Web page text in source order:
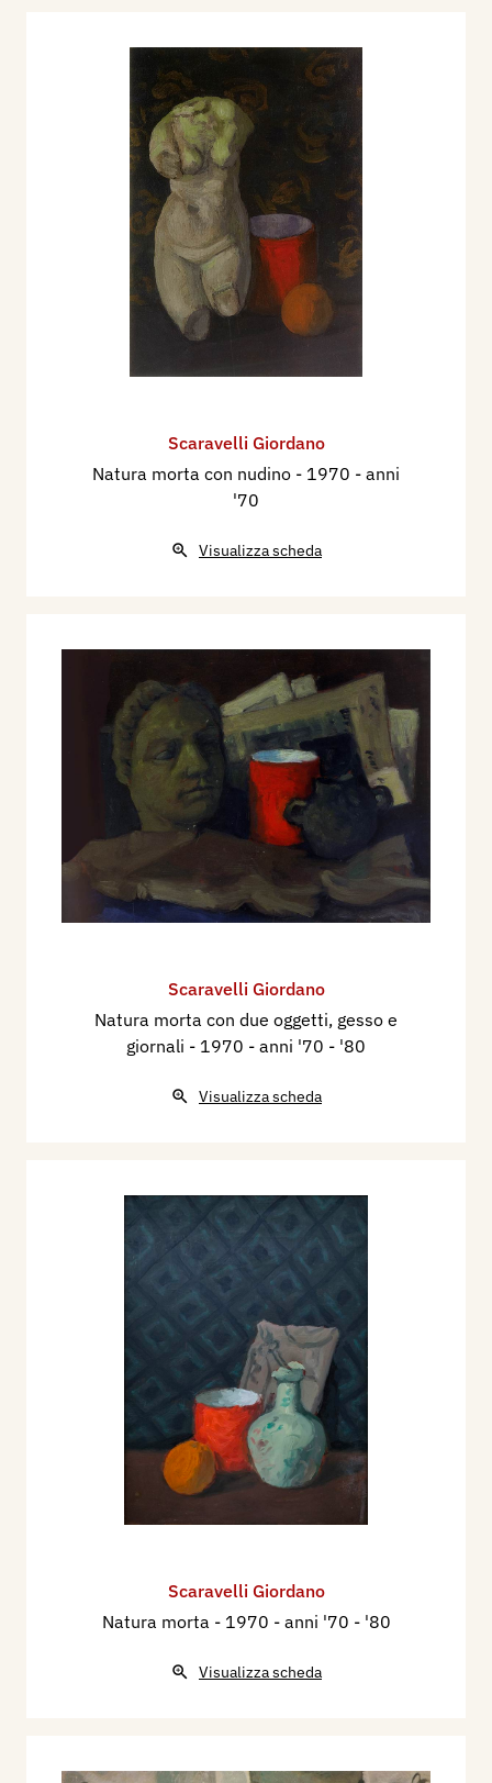
Sartori Editore, pp. 2845/2863.
2012 - Forme rilevate. Rileggendo l'arte di
Giordano Scaravelli, a cura di Paolo Artoni,
catalogo mostra, Associazione Postumia,
Gazoldo degli Ippoliti (MN), pp. 72.
2015 - In punta di grafite, inediti dalla collezione
Giordano Scaravelli, a cura di Elisabetta Pozzetti,
Ferdinando Capisani, catalogo mostra, Mantova,
Madonna della Vittoria, Edizioni Publi-Paolini, pp.
Scaravelli Giordano
Natura morta con nudino - 1970 - anni
'70
Visualizza scheda
Scaravelli Giordano
Natura morta con due oggetti, gesso e
giornali - 1970 - anni '70 - '80
Visualizza scheda
Scaravelli Giordano
Natura morta - 1970 - anni '70 - '80
Visualizza scheda